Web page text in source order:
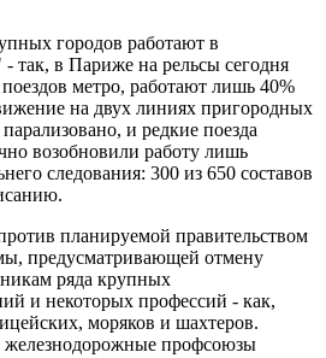
городов работают в
так, в Париже на рельсы сегодня
метро, работают лишь 40%
на двух линиях пригородных
и редкие поезда
возобновили работу лишь
следования: 300 из 650 составов
планируемой правительством
предусматривающей отмену
ряда крупных
и некоторых профессий - как,
моряков и шахтеров.
профсоюзы